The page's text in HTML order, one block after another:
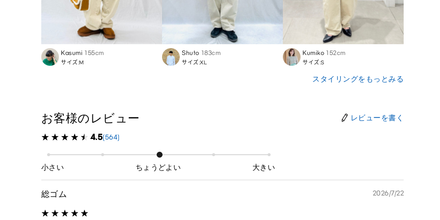
Kasumi 155cm
サイズ:M
Shuto 183cm
サイズ:XL
Kumiko 152cm
サイズ:S
スタイリングをもっとみる
お客様のレビュー レビューを書く
4.5(564)
小さい ちょうどよい 大きい
総ゴム 2026/7/22